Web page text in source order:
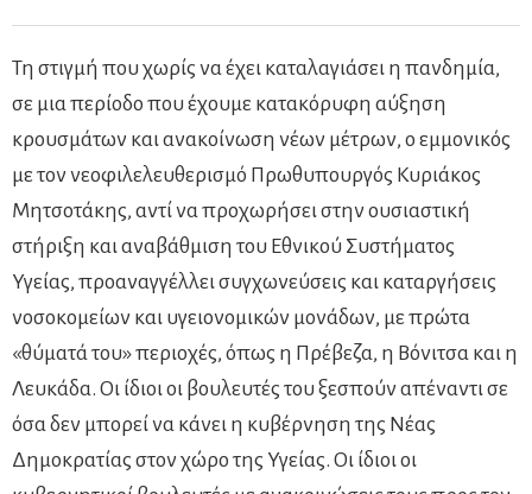
Τη στιγμή που χωρίς να έχει καταλαγιάσει η πανδημία,
σε μια περίοδο που έχουμε κατακόρυφη αύξηση
κρουσμάτων και ανακοίνωση νέων μέτρων, ο εμμονικός
με τον νεοφιλελευθερισμό Πρωθυπουργός Κυριάκος
Μητσοτάκης, αντί να προχωρήσει στην ουσιαστική
στήριξη και αναβάθμιση του Εθνικού Συστήματος
Υγείας, προαναγγέλλει συγχωνεύσεις και καταργήσεις
νοσοκομείων και υγειονομικών μονάδων, με πρώτα
«θύματά του» περιοχές, όπως η Πρέβεζα, η Βόνιτσα και η
Λευκάδα. Οι ίδιοι οι βουλευτές του ξεσπούν απέναντι σε
όσα δεν μπορεί να κάνει η κυβέρνηση της Νέας
Δημοκρατίας στον χώρο της Υγείας. Οι ίδιοι οι